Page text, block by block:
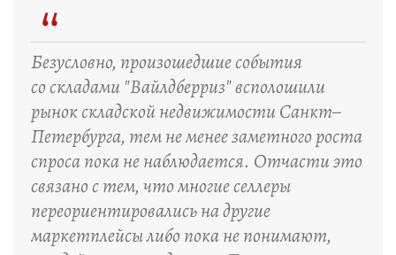
“
Безусловно, произошедшие события
со складами "Вайлдберриз" всполошили
рынок складской недвижимости Санкт–
Петербурга, тем не менее заметного роста
спроса пока не наблюдается. Отчасти это
связано с тем, что многие селлеры
переориентировались на другие
маркетплейсы либо пока не понимают,